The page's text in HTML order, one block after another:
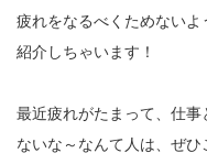
疲れをなるべくためない
紹介しちゃいます！
最近疲れがたまって、仕
ないな～なんて人は、ぜひ